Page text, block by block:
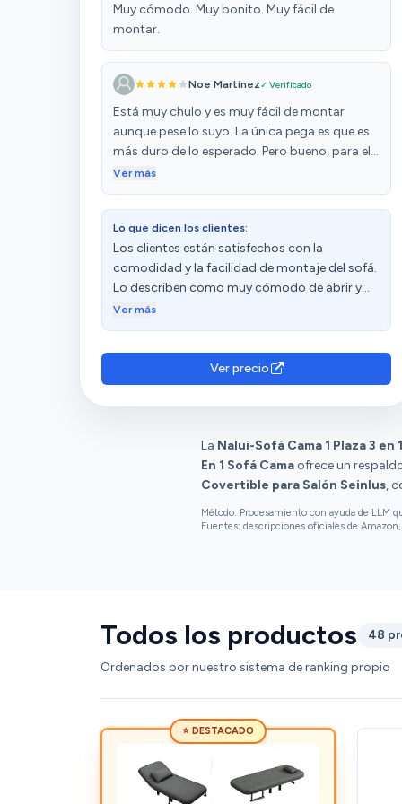
Muy cómodo. Muy bonito. Muy fácil de
montar.
Noe Martínez✓ Verificado
Está muy chulo y es muy fácil de montar
aunque pese lo suyo. La única pega es que es
más duro de lo esperado. Pero bueno, para el
uso pensado para él nos sirve.
Ver más
Lo que dicen los clientes:
Los clientes están satisfechos con la
comodidad y la facilidad de montaje del sofá.
Lo describen como muy cómodo de abrir y
que viene casi todo montado. Además,
expresan su insatisfacción con la dureza del
tejido y tienen opiniones diversas sobre la
calidad, durabilidad y colores.
Ver más
Ver precio
La Nalui-Sofá Cama 1 Plaza 3 en
En 1 Sofá Cama ofrece un
Covertible para Salón Seinlus,
Método: Procesamiento con ayuda de LLM
Fuentes: descripciones oficiales de
Todos los productos 48
Ordenados por nuestro sistema de ranking propio
⭐ DESTACADO